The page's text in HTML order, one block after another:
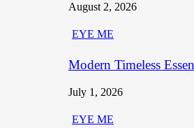
August 2, 2026
EYE ME
Modern Timeless
July 1, 2026
EYE ME